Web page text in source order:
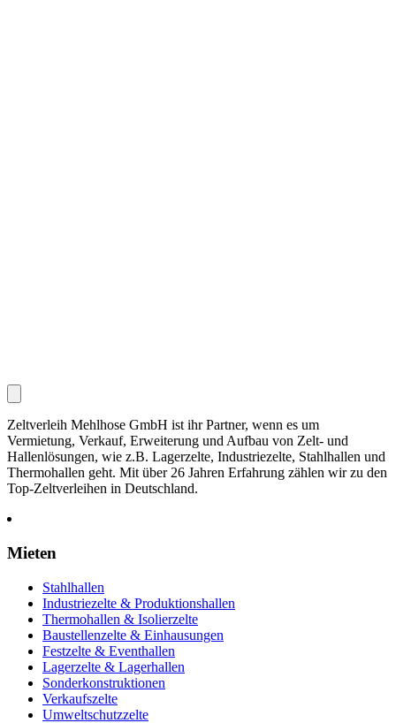
Zeltverleih Mehlhose GmbH ist ihr Partner, wenn es um
Vermietung, Verkauf, Erweiterung und Aufbau von Zelt- und
Hallenlösungen, wie z.B. Lagerzelte, Industriezelte, Stahlhallen und
Thermohallen geht. Mit über 26 Jahren Erfahrung zählen wir zu den
Top-Zeltverleihen in Deutschland.
Mieten
Stahlhallen
Industriezelte & Produktionshallen
Thermohallen & Isolierzelte
Baustellenzelte & Einhausungen
Festzelte & Eventhallen
Lagerzelte & Lagerhallen
Sonderkonstruktionen
Verkaufszelte
Umweltschutzzelte